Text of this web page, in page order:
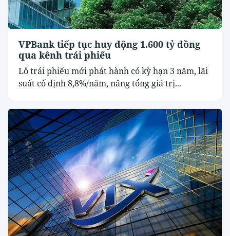
VPBank tiếp tục huy động 1.600 tỷ đồng
qua kênh trái phiếu
Lô trái phiếu mới phát hành có kỳ hạn 3 năm, lãi
suất cố định 8,8%/năm, nâng tổng giá trị...